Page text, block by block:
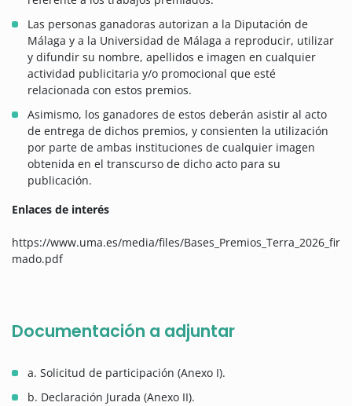
Las personas ganadoras autorizan a la Diputación de
Málaga y a la Universidad de Málaga a reproducir, utilizar
y difundir su nombre, apellidos e imagen en cualquier
actividad publicitaria y/o promocional que esté
relacionada con estos premios.
Asimismo, los ganadores de estos deberán asistir al acto
de entrega de dichos premios, y consienten la utilización
por parte de ambas instituciones de cualquier imagen
obtenida en el transcurso de dicho acto para su
publicación.
Enlaces de interés
https://www.uma.es/media/files/Bases_Premios_Terra_2026_fir
mado.pdf
Documentación a adjuntar
a. Solicitud de participación (Anexo I).
b. Declaración Jurada (Anexo II).